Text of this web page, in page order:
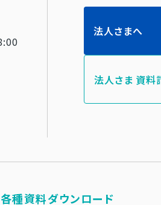
法人さまへ
法人さま 資料
各種資料ダウンロード